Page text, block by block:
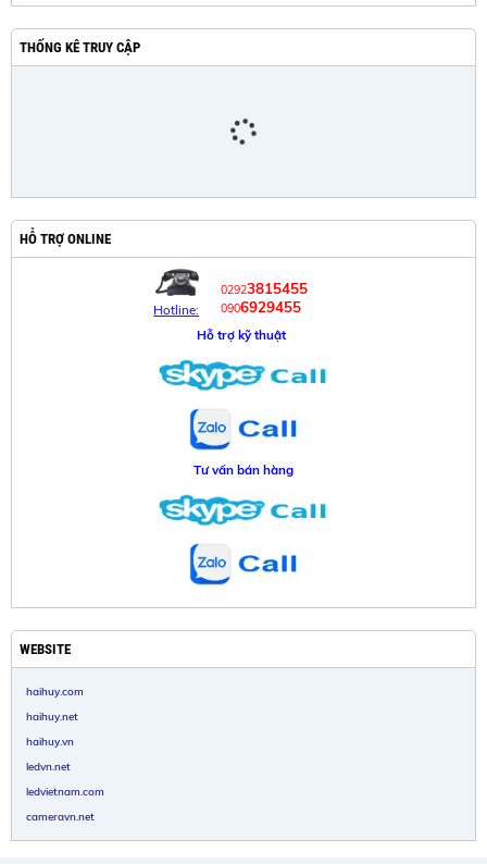
THỐNG KÊ TRUY CẬP
HỖ TRỢ ONLINE
Hotline:
02923815455
0906929455
Hỗ trợ kỹ thuật
Tư vấn bán hàng
WEBSITE
haihuy.com
haihuy.net
haihuy.vn
ledvn.net
ledvietnam.com
cameravn.net